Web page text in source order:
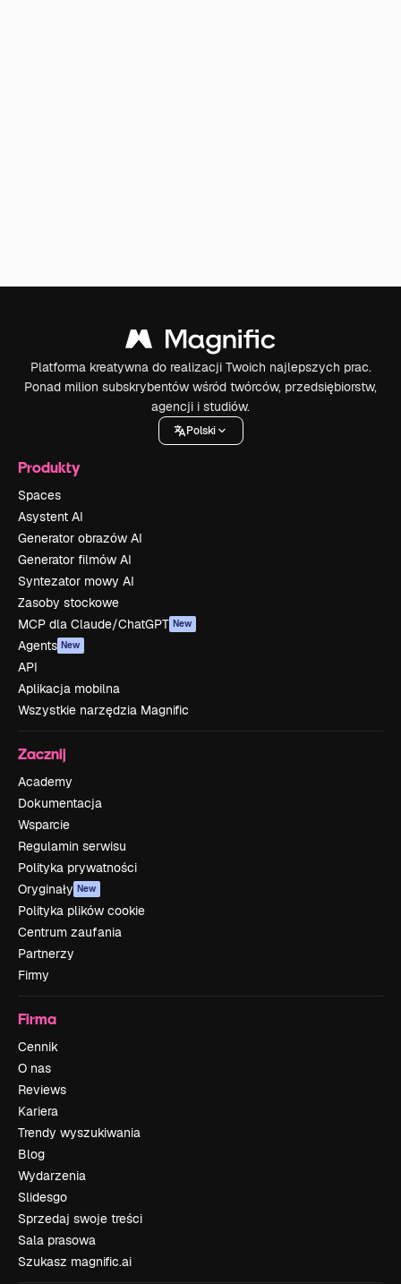
Platforma kreatywna do realizacji Twoich najlepszych prac.
Ponad milion subskrybentów wśród twórców, przedsiębiorstw,
agencji i studiów.
Polski
Produkty
Spaces
Asystent AI
Generator obrazów AI
Generator filmów AI
Syntezator mowy AI
Zasoby stockowe
MCP dla Claude/ChatGPT New
Agents New
API
Aplikacja mobilna
Wszystkie narzędzia Magnific
Zacznij
Academy
Dokumentacja
Wsparcie
Regulamin serwisu
Polityka prywatności
Oryginały New
Polityka plików cookie
Centrum zaufania
Partnerzy
Firmy
Firma
Cennik
O nas
Reviews
Kariera
Trendy wyszukiwania
Blog
Wydarzenia
Slidesgo
Sprzedaj swoje treści
Sala prasowa
Szukasz magnific.ai